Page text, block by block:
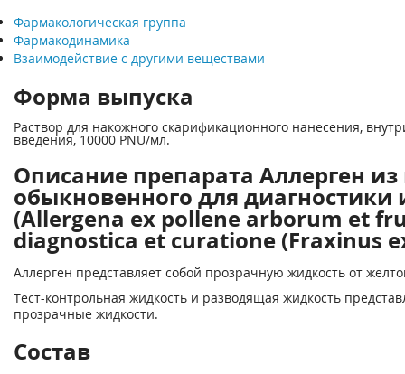
Фармакологическая группа
Фармакодинамика
Взаимодействие с другими веществами
Форма выпуска
Раствор для накожного скарификационного нанесения,
введения, 10000 PNU/мл.
Описание препарата Аллерген
обыкновенного для диагностики
(Allergena ex pollene arborum et
diagnostica et curatione (Fraxinus
Аллерген представляет собой прозрачную жидкость от
Тест-контрольная жидкость и разводящая жидкость
прозрачные жидкости.
Состав